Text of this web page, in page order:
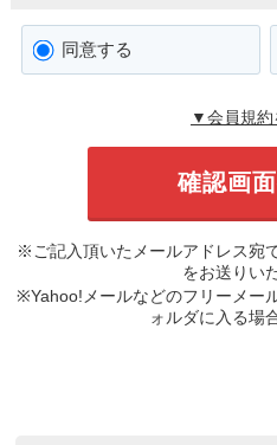
同意する
▼会員規
※ご記入頂いたメールアドレス宛
をお送りい
※Yahoo!メールなどのフリーメー
ォルダに入る場